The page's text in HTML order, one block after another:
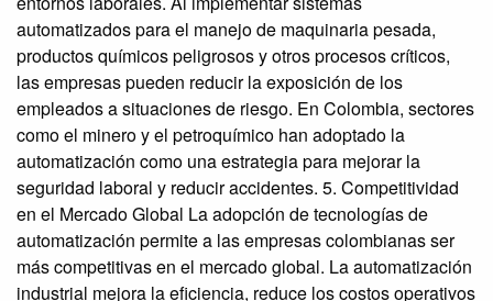
automatizados para el manejo de maquinaria pesada,
productos químicos peligrosos y otros procesos críticos,
las empresas pueden reducir la exposición de los
empleados a situaciones de riesgo. En Colombia, sectores
como el minero y el petroquímico han adoptado la
automatización como una estrategia para mejorar la
seguridad laboral y reducir accidentes. 5. Competitividad
en el Mercado Global La adopción de tecnologías de
automatización permite a las empresas colombianas ser
más competitivas en el mercado global. La automatización
industrial mejora la eficiencia, reduce los costos operativos